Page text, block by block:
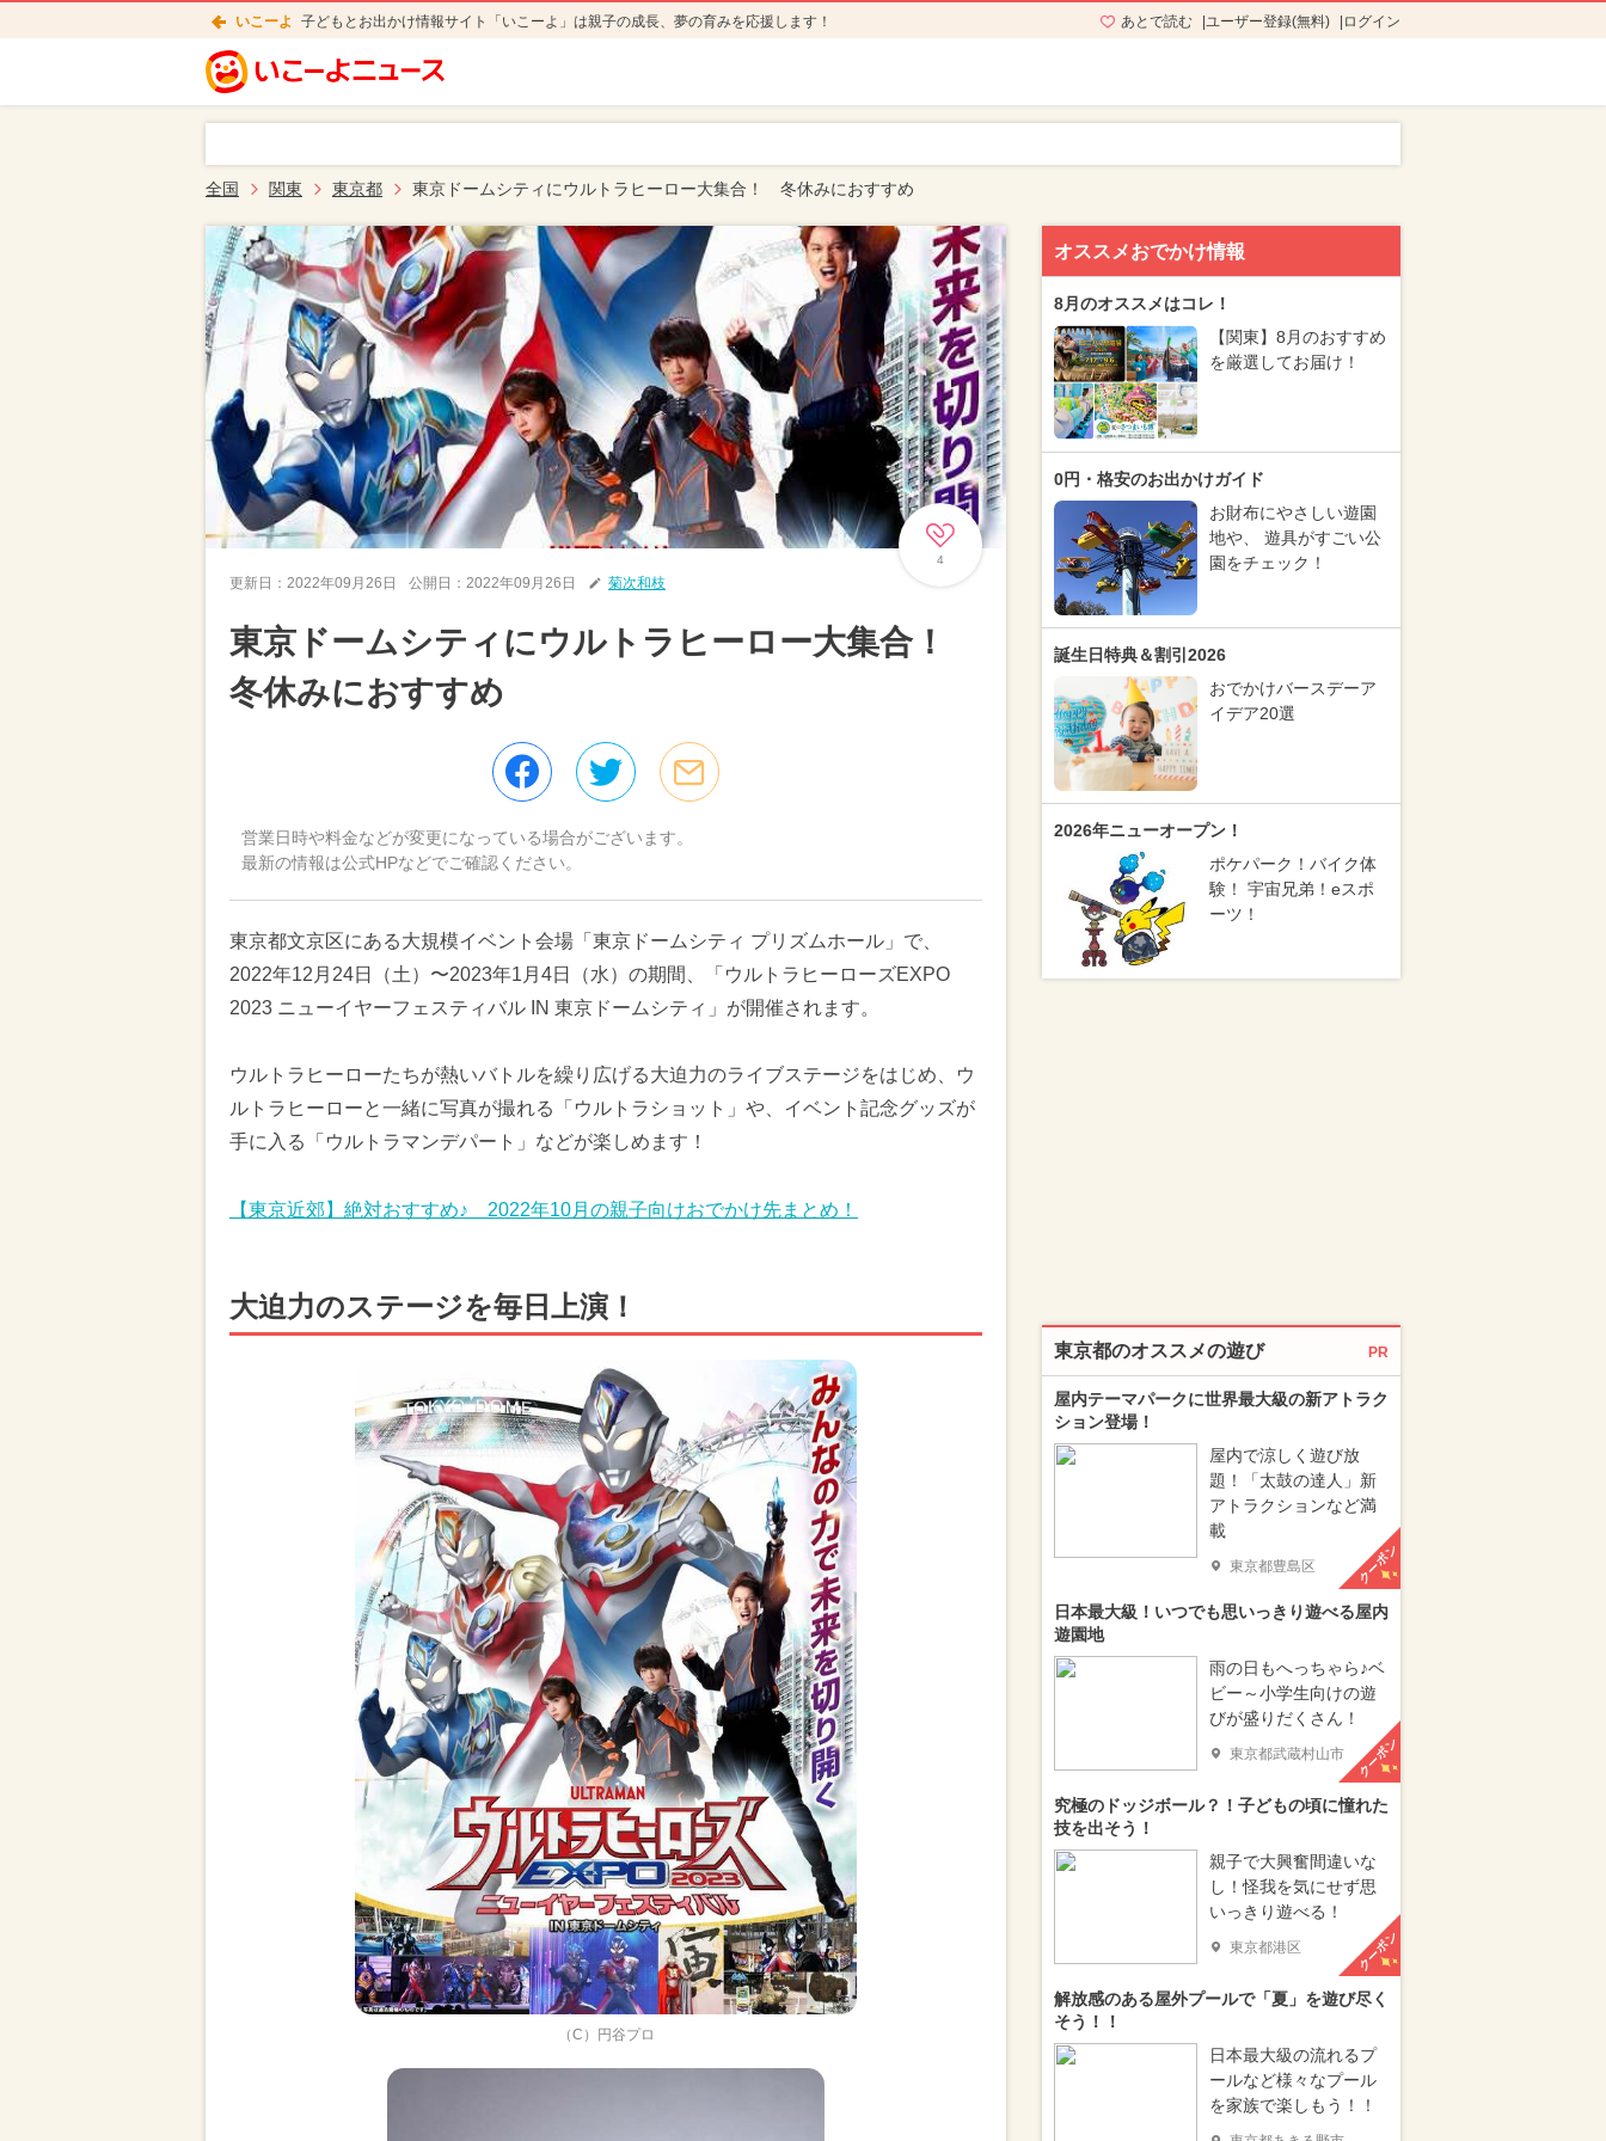
いこーよ 子どもとお出かけ情報サイト「いこーよ」は親子の成長、夢の育みを応援します！ あとで読む ユーザー登録(無料) ログイン
全国 関東 東京都 東京ドームシティにウルトラヒーロー大集合！ 冬休みにおすすめ
4
更新日： 2022年09月26日 公開日： 2022年09月26日 菊次和枝
東京ドームシティにウルトラヒーロー大集合！
冬休みにおすすめ
営業日時や料金などが変更になっている場合がございます。
最新の情報は公式HPなどでご確認ください。
東京都文京区にある大規模イベント会場「東京ドームシティ プリズムホール」で、
2022年12月24日（土）〜2023年1月4日（水）の期間、「ウルトラヒーローズEXPO
2023 ニューイヤーフェスティバル IN 東京ドームシティ」が開催されます。
ウルトラヒーローたちが熱いバトルを繰り広げる大迫力のライブステージをはじめ、ウ
ルトラヒーローと一緒に写真が撮れる「ウルトラショット」や、イベント記念グッズが
手に入る「ウルトラマンデパート」などが楽しめます！
【東京近郊】絶対おすすめ♪ 2022年10月の親子向けおでかけ先まとめ！
大迫力のステージを毎日上演！
（C）円谷プロ
オススメおでかけ情報
8月のオススメはコレ！
【関東】8月のおすすめ
を厳選してお届け！
0円・格安のお出かけガイド
お財布にやさしい遊園
地や、 遊具がすごい公
園をチェック！
誕生日特典＆割引2026
おでかけバースデーア
イデア20選
2026年ニューオープン！
ポケパーク！バイク体
験！ 宇宙兄弟！eスポ
ーツ！
東京都のオススメの遊び PR
屋内テーマパークに世界最大級の新アトラク
ション登場！
屋内で涼しく遊び放
題！「太鼓の達人」新
アトラクションなど満
載
東京都豊島区 クーポン
日本最大級！いつでも思いっきり遊べる屋内
遊園地
雨の日もへっちゃら♪ベ
ビー～小学生向けの遊
びが盛りだくさん！
東京都武蔵村山市 クーポン
究極のドッジボール？！子どもの頃に憧れた
技を出そう！
親子で大興奮間違いな
し！怪我を気にせず思
いっきり遊べる！
東京都港区 クーポン
解放感のある屋外プールで「夏」を遊び尽く
そう！！
日本最大級の流れるプ
ールなど様々なプール
を家族で楽しもう！！